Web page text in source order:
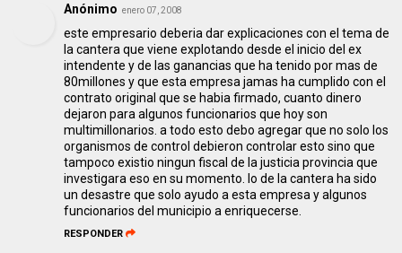
Anónimo enero 07, 2008
este empresario deberia dar explicaciones con el tema de
la cantera que viene explotando desde el inicio del ex
intendente y de las ganancias que ha tenido por mas de
80millones y que esta empresa jamas ha cumplido con el
contrato original que se habia firmado, cuanto dinero
dejaron para algunos funcionarios que hoy son
multimillonarios. a todo esto debo agregar que no solo los
organismos de control debieron controlar esto sino que
tampoco existio ningun fiscal de la justicia provincia que
investigara eso en su momento. lo de la cantera ha sido
un desastre que solo ayudo a esta empresa y algunos
funcionarios del municipio a enriquecerse.
RESPONDER